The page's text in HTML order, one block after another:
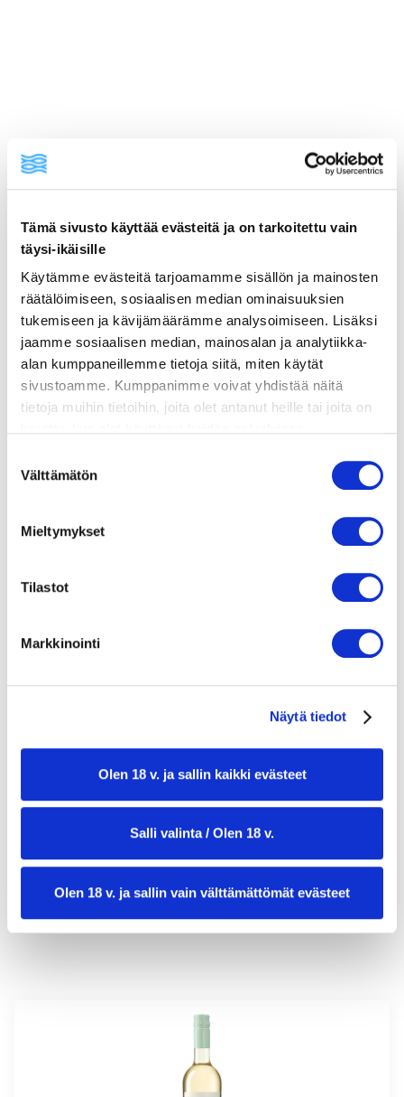
Tämä sivusto käyttää evästeitä ja on tarkoitettu vain
täysi-ikäisille
Käytämme evästeitä tarjoamamme sisällön ja mainosten
räätälöimiseen, sosiaalisen median ominaisuuksien
tukemiseen ja kävijämäärämme analysoimiseen. Lisäksi
jaamme sosiaalisen median, mainosalan ja analytiikka-
alan kumppaneillemme tietoja siitä, miten käytät
sivustoamme. Kumppanimme voivat yhdistää näitä
tietoja muihin tietoihin, joita olet antanut heille tai joita on
tai vanhempi. Vahvista ikäsi käyttääksesi sivustoa.
valinta
Välttämätön
Mieltymykset
Tilastot
Markkinointi
Näytä tiedot
Olen 18 v. ja sallin kaikki evästeet
Salli valinta / Olen 18 v.
Olen 18 v. ja sallin vain välttämättömät evästeet
ainekset
valmistusohje
lisätietoja
400 g lohifilee
0,5 dl paahdettuja pinjansiemeniä
1 rkl rypsiöljyä
valmistusaika:20 min